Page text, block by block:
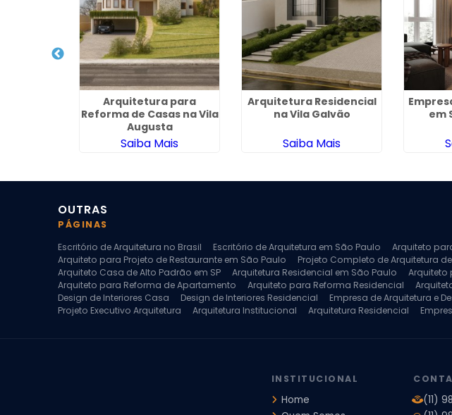
Arquitetura para
Reforma de Casas na Vila
Augusta
Saiba Mais
Arquitetura Residencial
na Vila Galvão
Saiba Mais
em
OUTRAS
PÁGINAS
Escritório de Arquitetura no Brasil
Escritório de Arquitetura em São Paulo Arquiteto
Arquiteto para Projeto de Restaurante em São Paulo
Projeto Completo de Arquitetura
Arquiteto Casa de Alto Padrão em SP
Arquitetura Residencial em São Paulo Arquiteto
Arquiteto para Reforma de Apartamento
Arquiteto para Reforma Residencial
Design de Interiores Casa
Design de Interiores Residencial Empresa de Arquitetura e
Projeto Executivo Arquitetura
Arquitetura Institucional Arquitetura Residencial
INSTITUCIONAL
Home
(11)